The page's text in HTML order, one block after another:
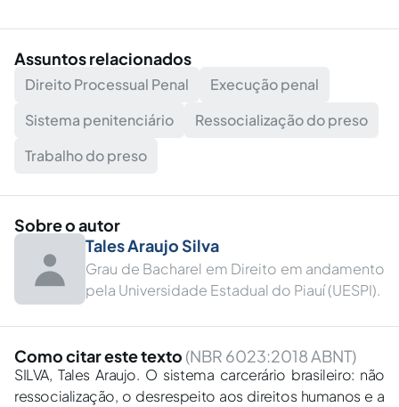
Assuntos relacionados
Direito Processual Penal
Execução penal
Sistema penitenciário
Ressocialização do preso
Trabalho do preso
Sobre o autor
Tales Araujo Silva
Grau de Bacharel em Direito em andamento
pela Universidade Estadual do Piauí (UESPI).
Como citar este texto (NBR 6023:2018 ABNT)
SILVA, Tales Araujo. O sistema carcerário brasileiro: não
ressocialização, o desrespeito aos direitos humanos e a